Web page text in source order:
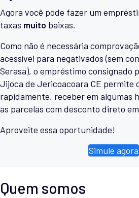
Agora você pode fazer um
taxas muito baixas.
Como não é necessária
acessível para negativados (sem
Serasa), o empréstimo consignado
Jijoca de Jericoacoara CE permite
rapidamente, receber em algumas
as parcelas com desconto direto
Aproveite essa oportunidade!
Simule agora
Quem somos